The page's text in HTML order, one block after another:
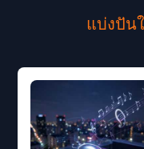
แบ่งปัน